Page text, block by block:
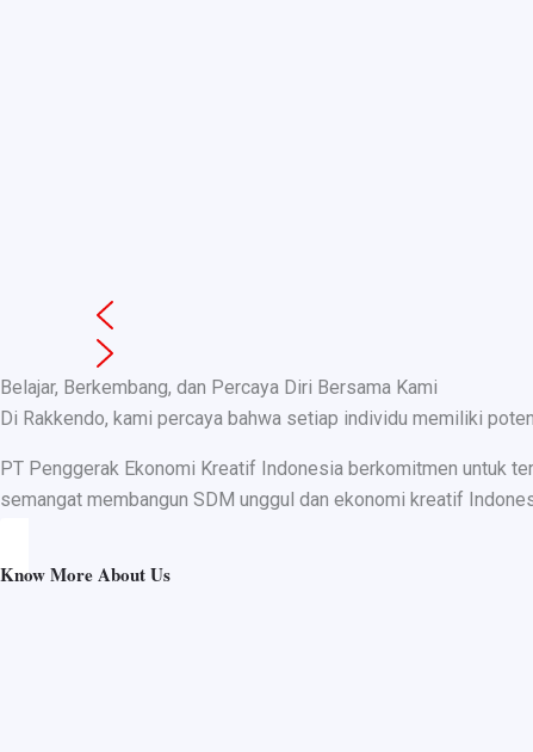
Belajar, Berkembang, dan Percaya Diri Bersama Kami
Di Rakkendo, kami percaya bahwa setiap individu memiliki
PT Penggerak Ekonomi Kreatif Indonesia berkomitmen untuk
semangat membangun SDM unggul dan ekonomi kreatif
Know More About Us